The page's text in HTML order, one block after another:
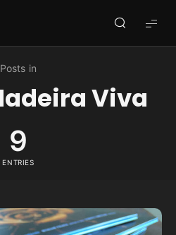
Posts in
Viva
9
ENTRIES